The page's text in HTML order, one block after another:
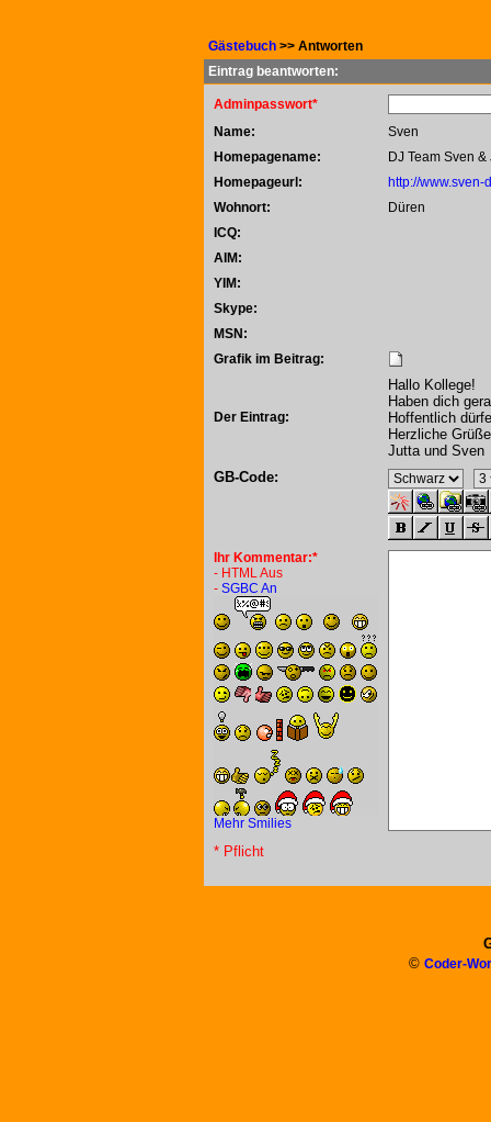
Gästebuch>> Antworten
Eintrag beantworten:
Adminpasswort*
Name:
Sven
Homepagename:
DJ Team Sven &
Homepageurl:
http://www.sven-
Wohnort:
Düren
ICQ:
AIM:
YIM:
Skype:
MSN:
Grafik im Beitrag:
Der Eintrag:
Hallo Kollege!
Haben dich
Hoffentlich
Herzliche
Jutta und Sven
GB-Code:
Ihr Kommentar:*
- HTML Aus
- SGBC An
Mehr Smilies
* Pflicht
© Coder-